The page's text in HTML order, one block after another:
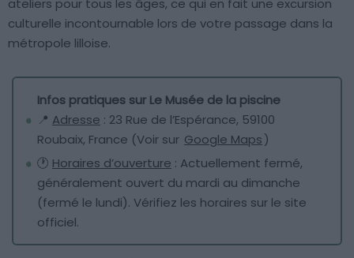
ateliers pour tous les âges, ce qui en fait une excursion
culturelle incontournable lors de votre passage dans la
métropole lilloise.
Infos pratiques sur Le Musée de la piscine
📍 Adresse : 23 Rue de l’Espérance, 59100
Roubaix, France (Voir sur Google Maps)
🕐 Horaires d’ouverture : Actuellement fermé,
généralement ouvert du mardi au dimanche
(fermé le lundi). Vérifiez les horaires sur le site
officiel.